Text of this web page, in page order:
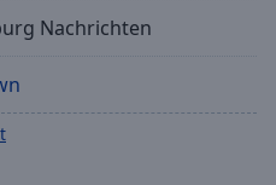
Nachrichten